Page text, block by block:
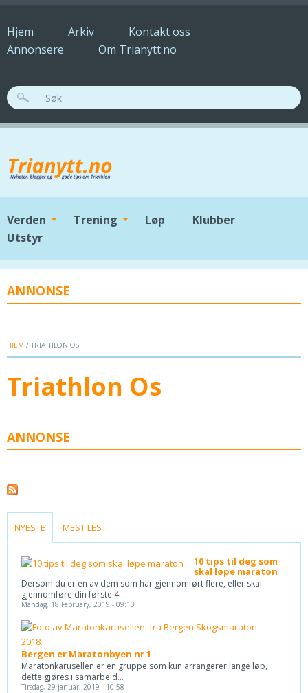
Hjem Arkiv
Kontakt oss
Annonsere
Om Trianytt.no
SØKESKJEMA
Verden Trening Løp
Klubber
Utstyr
ANNONSE
HJEM / TRIATHLON OS
Triathlon Os
ANNONSE
NYESTE (ACTIVE TAB)
MEST LEST
10 tips til deg som
skal løpe maraton
Dersom du er en av dem som har gjennomført flere, eller skal
gjennomføre din første 4...
Mandag, 18 February, 2019 - 09:10
Bergen er Maratonbyen nr 1
Maratonkarusellen er en gruppe som kun arrangerer lange løp,
dette gjøres i samarbeid...
Tirsdag, 29 januar, 2019 - 10:58